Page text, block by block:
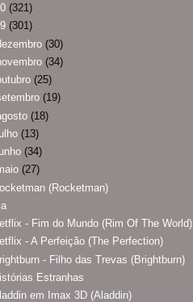
(321)
(301)
(30)
(34)
(25)
(19)
(18)
(13)
(34)
(27)
(Rocketman)
- Fim do Mundo (Rim Of The World)
- A Perfeição (The Perfection)
- Filho das Trevas (Brightburn)
Estranhas
em Imax 3D (Aladdin)